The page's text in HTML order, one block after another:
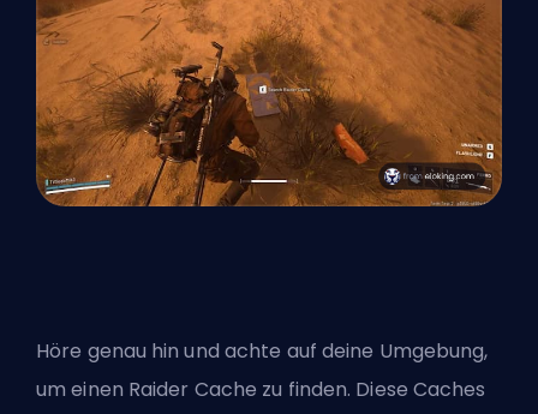
Höre genau hin und achte auf deine Umgebung,
um einen Raider Cache zu finden. Diese Caches